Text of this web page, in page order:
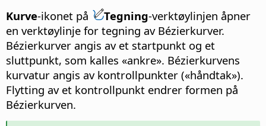
Kurve-ikonet på Tegning-verktøylinjen åpner
en verktøylinje for tegning av Bézierkurver.
Bézierkurver angis av et startpunkt og et
sluttpunkt, som kalles «ankre». Bézierkurvens
kurvatur angis av kontrollpunkter («håndtak»).
Flytting av et kontrollpunkt endrer formen på
Bézierkurven.